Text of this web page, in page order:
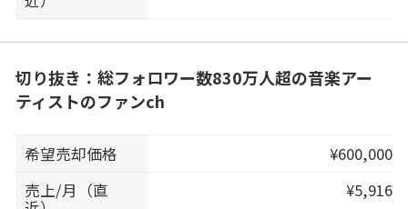
切り抜き：総フォロワー数830万人超の音楽アー
ティストのファンch
希望売却価格
¥600,000
売上/月（直
¥5,916